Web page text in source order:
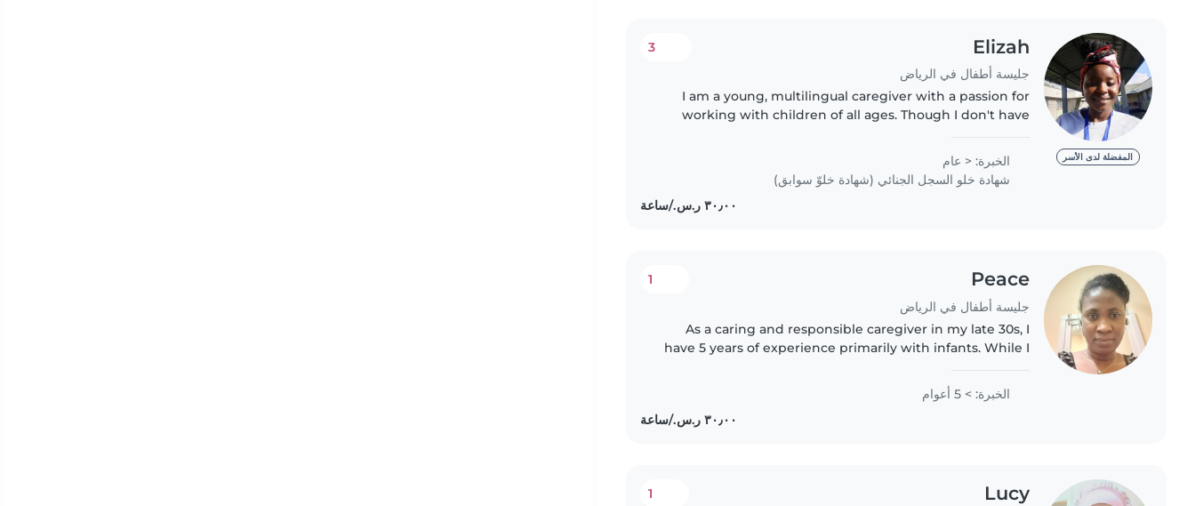
المفضلة لدى الأسر
Elizah
جليسة أطفال في الرياض
3
I am a young, multilingual caregiver with a passion for
working with children of all ages. Though I don't have
my calm, responsible,..
الخبرة: < عام
شهادة خلو السجل الجنائي (شهادة خلوّ سوابق)
Peace
جليسة أطفال في الرياض
1
As a caring and responsible caregiver in my late 30s, I
have 5 years of experience primarily with infants. While I
working with..
الخبرة: > 5 أعوام
Lucy
1